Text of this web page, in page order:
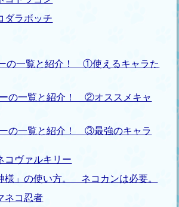
ダラボッチ
の一覧と紹介！ ①使えるキャラた
の一覧と紹介！ ②オススメキャ
の一覧と紹介！ ③最強のキャラ
コヴァルキリー
様」の使い方。 ネコカンは必要。
ネコ忍者